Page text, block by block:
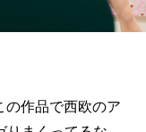
作品で西欧のア